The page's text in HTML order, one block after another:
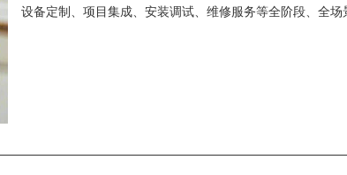
设备定制、项目集成、安装调试、维修服务等全阶段、全场